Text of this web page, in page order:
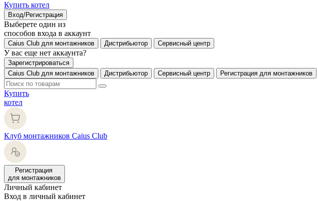
Купить котел
Вход/Регистрация
Выберете один из
способов входа в аккаунт
Caius Club для монтажников Дистрибьютор Сервисный центр
У вас еще нет аккаунта?
Зарегистрироваться
Caius Club для монтажников
Дистрибьютор Сервисный центр Регистрация для монтажников
Купить
котел
Клуб монтажников Caius Club
Регистрация
для монтажников
Личный кабинет
Вход в личный кабинет